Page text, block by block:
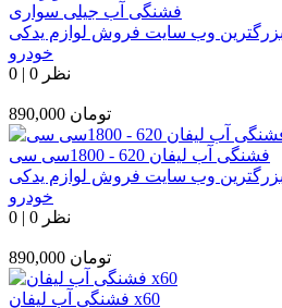
فشنگی آب جیلی سواری
وب سایت فروش لوازم یدکی
خودرو
0 | 0 نظر
890,000 تومان
فشنگی آب لیفان 620 - 1800سی سی
وب سایت فروش لوازم یدکی
خودرو
0 | 0 نظر
890,000 تومان
فشنگی آب لیفان x60